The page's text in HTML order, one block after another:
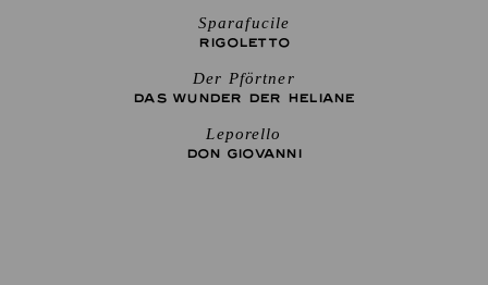
Sparafucile
RIGO­LETTO
Der Pförtner
DAS WUNDER DER HELIANE
Leporello
DON GIO­VANNI